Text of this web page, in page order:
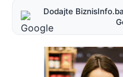
Dodajte